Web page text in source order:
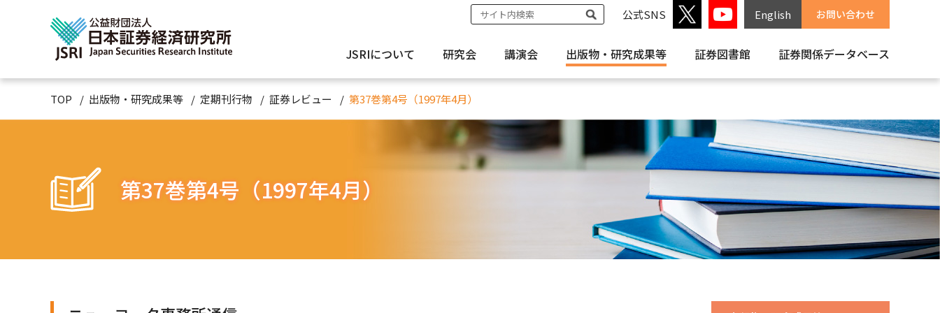
公式SNS English お問い合わせ
JSRIについて 研究会 講演会 出版物・ 研究成果等 証券図書館 証券関係データベース
TOP 出版物・研究成果等 定期刊行物 証券レビュー 第37巻第4号（1997年4月）
第37巻第4号（1997年4月）